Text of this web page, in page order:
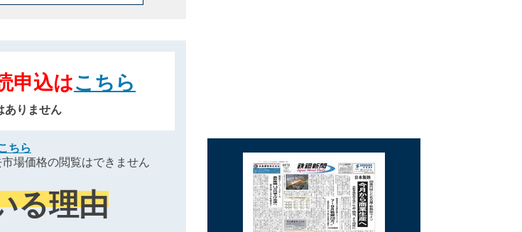
申込はこちら
ありません
ちら
場価格の閲覧はできません
る理由